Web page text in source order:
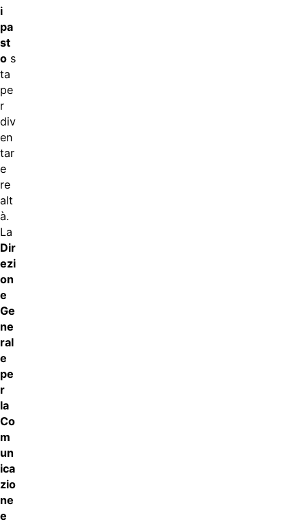
i
pa
st
o s
ta
pe
r
div
en
tar
e
re
alt
à.
La
Dir
ezi
on
e
Ge
ne
ral
e
pe
r
la
Co
m
un
ica
zio
ne
e